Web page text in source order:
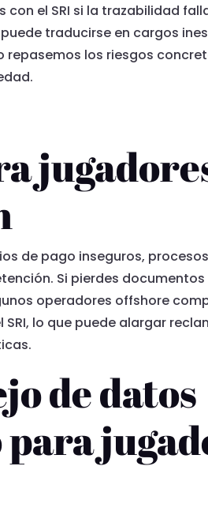
el SRI si la trazabilidad
traducirse en cargos
repasemos los riesgos
de pago inseguros,
Si pierdes documentos
operadores offshore
lo que puede alargar
de datos